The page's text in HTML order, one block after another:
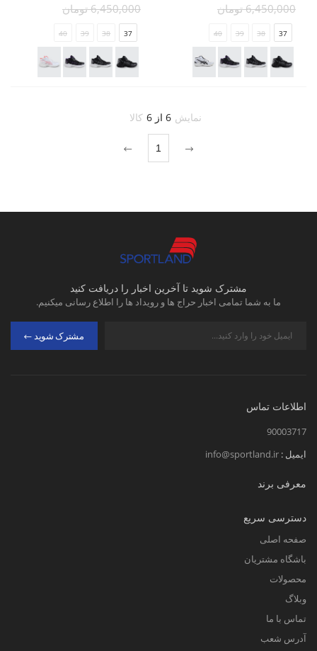
6,450,000 تومان
37
38
39
40
6,450,000 تومان
37
38
39
40
نمایش 6 از 6 کالا
1
مشترک شوید تا آخرین اخبار را دریافت کنید
ما به شما تمامی اخبار حراج ها و رویداد ها را اطلاع رسانی میکنیم.
مشترک شوید
اطلاعات تماس
90003717
ایمیل : info@sportland.ir
معرفی برند
دسترسی سریع
صفحه اصلی
باشگاه مشتریان
محصولات
وبلاگ
تماس با ما
آدرس شعب